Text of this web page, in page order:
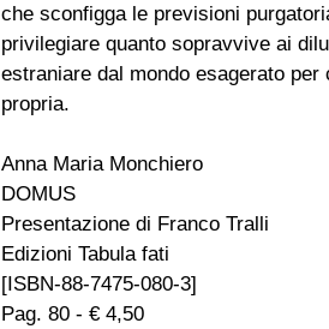
che sconfigga le previsioni
privilegiare quanto sopravvive ai
estraniare dal mondo esagerato
propria.
Anna Maria Monchiero
DOMUS
Presentazione di Franco Tralli
Edizioni Tabula fati
[ISBN-88-7475-080-3]
Pag. 80 - € 4,50